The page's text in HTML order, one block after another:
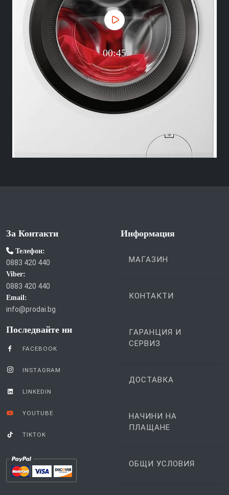
00:45
За Контакти
Телефон:
0883 420 440
Viber:
0883 420 440
Email:
info@prodai.bg
Последвайте ни
FACEBOOK
INSTAGRAM
LINKEDIN
YOUTUBE
TIKTOK
Информация
МАГАЗИН
КОНТАКТИ
ГАРАНЦИЯ И
СЕРВИЗ
ДОСТАВКА
НАЧИНИ НА
ПЛАЩАНЕ
ОБЩИ УСЛОВИЯ